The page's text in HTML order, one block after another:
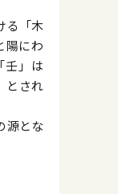
る「木
陽にわ
壬」は
とされ
源とな